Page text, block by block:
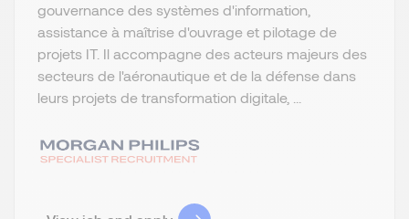
gouvernance des systèmes d'information,
assistance à maîtrise d'ouvrage et pilotage de
projets IT. Il accompagne des acteurs majeurs des
secteurs de l'aéronautique et de la défense dans
leurs projets de transformation digitale, ...